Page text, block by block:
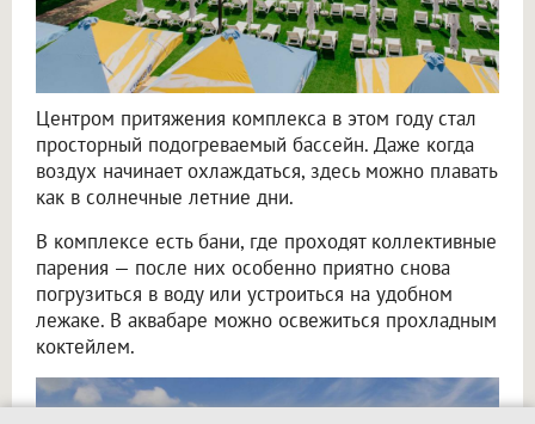
Центром притяжения комплекса в этом году стал
просторный подогреваемый бассейн. Даже когда
воздух начинает охлаждаться, здесь можно плавать
как в солнечные летние дни.
В комплексе есть бани, где проходят коллективные
парения — после них особенно приятно снова
погрузиться в воду или устроиться на удобном
лежаке. В аквабаре можно освежиться прохладным
коктейлем.